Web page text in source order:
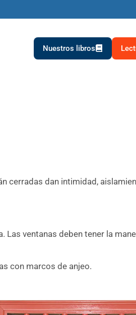
Nuestros libros
cerradas dan intimidad,
Las ventanas deben tener la
con marcos de anjeo.